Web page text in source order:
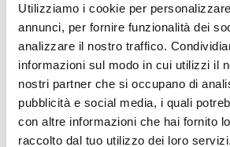
Utilizziamo i cookie per
annunci, per fornire funzionalità dei
analizzare il nostro traffico.
informazioni sul modo in cui utilizzi il
nostri partner che si occupano di
pubblicità e social media, i quali
con altre informazioni che hai fornito
raccolto dal tuo utilizzo dei loro servizi.
Action
Shorts
-
Pantaloncini
protettivi
con
certificate
-
Action
Shorts
-
Pantaloncini
protettivi
con
certificate
-
ESAURITO
Venditore:
Dainese
SKU:
204876010622003
Disponibilità:
Esaurito